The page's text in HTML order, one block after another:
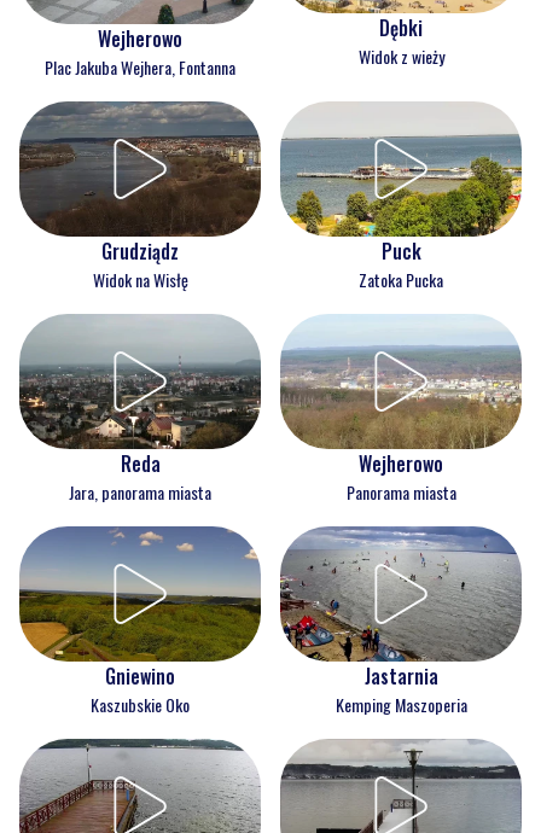
Wejherowo
Plac Jakuba Wejhera, Fontanna
Dębki
Widok z wieży
Grudziądz
Widok na Wisłę
Puck
Zatoka Pucka
Reda
Jara, panorama miasta
Wejherowo
Panorama miasta
Gniewino
Kaszubskie Oko
Jastarnia
Kemping Maszoperia